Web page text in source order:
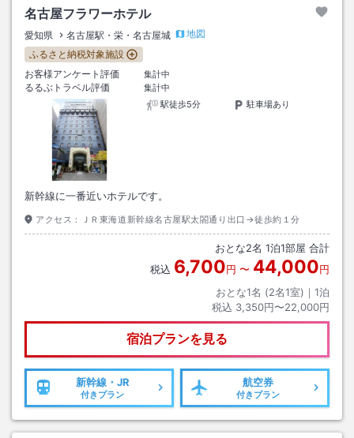
名古屋フラワーホテル
愛知県 名古屋駅・栄・名古屋城
地図
ふるさと納税対象施設
お客様アンケート評価
集計中
るるぶトラベル評価
集計中
駅徒歩5分
駐車場あり
新幹線に一番近いホテルです。
アクセス： ＪＲ東海道新幹線名古屋駅太閤通り出口→徒歩約１分
おとな2名 1泊1部屋 合計
税込 6,700円 〜 44,000円
おとな1名 (2名1室)｜ 1泊
税込 3,350円〜22,000円
宿泊プランを見る
新幹線・JR
付きプラン
航空券
付きプラン